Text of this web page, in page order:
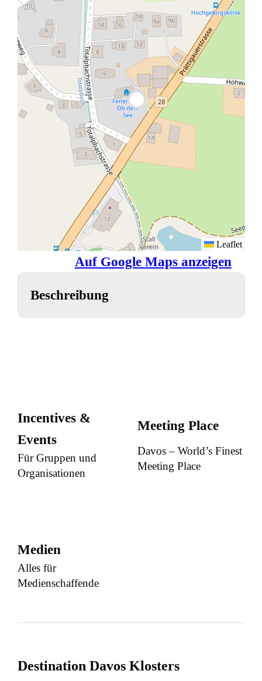
Leaflet
Auf Google Maps anzeigen
Beschreibung
Incentives &
Events
Für Gruppen und
Organisationen
Meeting Place
Davos – World’s Finest
Meeting Place
Medien
Alles für
Medienschaffende
Destination Davos Klosters